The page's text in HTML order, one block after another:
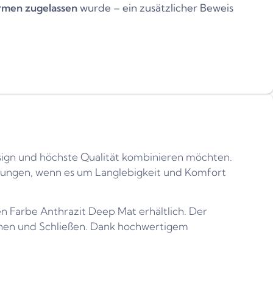
zugelassenwurde – ein zusätzlicher Beweis
und höchste Qualität kombinieren möchten.
wenn es um Langlebigkeit und Komfort
Farbe Anthrazit Deep Mat erhältlich. Der
und Schließen. Dank hochwertigem